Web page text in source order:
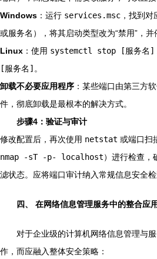
Windows ：运行 services.msc ，找到
或服务名），将其启动类型改为“禁用”，并
Linux ：使用 systemctl stop [服务名]
[服务名] 。
卸载不必要应用程序 ：某些端口由第三方
件，彻底卸载是最根本的解决方式。
步骤4：验证与审计
修改配置后，再次使用 netstat 或端口扫
nmap -sT -p- localhost）进行检查，
滤状态。应将端口审计纳入常规信息安全检
四、 在网络信息管理服务中的整合应用
对于企业级的计算机网络信息管理与
作，而应融入整体安全策略：